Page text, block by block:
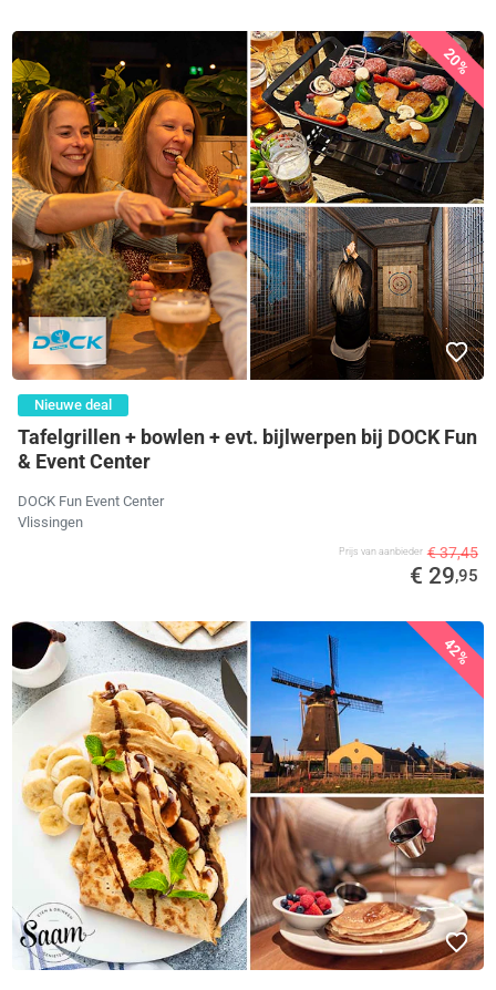
20%
Nieuwe deal
Tafelgrillen + bowlen + evt. bijlwerpen bij DOCK Fun
& Event Center
DOCK Fun Event Center
Vlissingen
Prijs van aanbieder € 37,45
€ 29,95
42%